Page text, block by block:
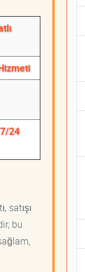
24
satışı
bu